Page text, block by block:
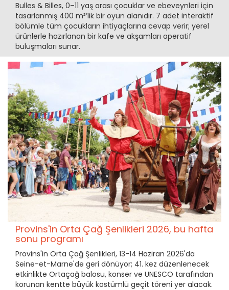
Bulles & Billes, 0–11 yaş arası çocuklar ve ebeveynleri için
tasarlanmış 400 m²’lik bir oyun alanıdır. 7 adet interaktif
bölümle tüm çocukların ihtiyaçlarına cevap verir; yerel
ürünlerle hazırlanan bir kafe ve akşamları aperatif
buluşmaları sunar.
Provins'in Orta Çağ Şenlikleri 2026, bu hafta
sonu programı
Provins'in Orta Çağ Şenlikleri, 13-14 Haziran 2026'da
Seine-et-Marne'de geri dönüyor; 41. kez düzenlenecek
etkinlikte Ortaçağ balosu, konser ve UNESCO tarafından
korunan kentte büyük kostümlü geçit töreni yer alacak.